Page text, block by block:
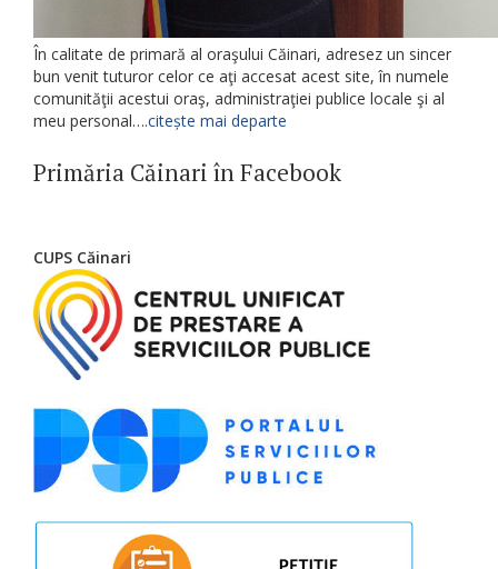
În calitate de primară al oraşului Căinari, adresez un sincer
bun venit tuturor celor ce aţi accesat acest site, în numele
comunităţii acestui oraş, administraţiei publice locale şi al
meu personal….citește mai departe
Primăria Căinari în Facebook
CUPS Căinari